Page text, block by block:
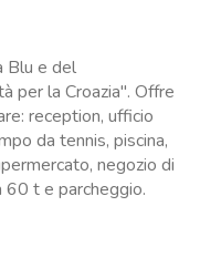
Blu e del
per la Croazia". Offre
reception, ufficio
da tennis, piscina,
negozio di
60 t e parcheggio.